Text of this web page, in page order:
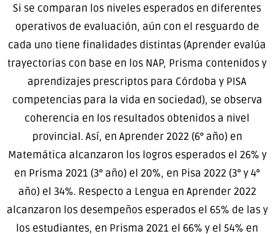
Si se comparan los niveles esperados en diferentes
operativos de evaluación, aún con el resguardo de
cada uno tiene finalidades distintas (Aprender evalúa
trayectorias con base en los NAP, Prisma contenidos y
aprendizajes prescriptos para Córdoba y PISA
competencias para la vida en sociedad), se observa
coherencia en los resultados obtenidos a nivel
provincial. Así, en Aprender 2022 (6° año) en
Matemática alcanzaron los logros esperados el 26% y
en Prisma 2021 (3° año) el 20%, en Pisa 2022 (3° y 4°
año) el 34%. Respecto a Lengua en Aprender 2022
alcanzaron los desempeños esperados el 65% de las y
los estudiantes, en Prisma 2021 el 66% y el 54% en